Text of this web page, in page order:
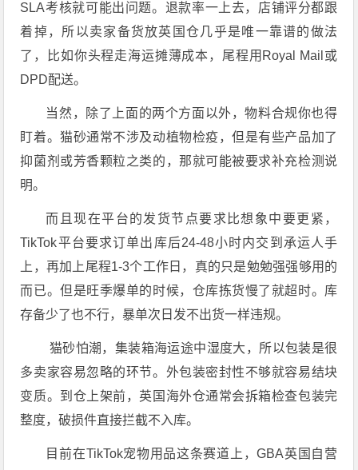
SLA考核就可能出问题。退款率一上去，店铺评分都跟
着掉，所以卖家备货放英国仓几乎是唯一靠谱的做法
了，比如你头程走海运摊薄成本，尾程用Royal Mail或
DPD配送。
当然，除了上面的两个方面以外，物料合规你也得
盯着。猫砂通常不涉及动植物检疫，但是有些产品加了
抑菌剂或芳香颗粒之类的，那就可能被要求补充检测说
明。
而且现在平台的发货节点要求比想象中要更紧，
TikTok平台要求订单出库后24-48小时内交到承运人手
上，再加上尾程1-3个工作日，真的只是勉勉强强够用的
而已。但是旺季爆单的时候，仓库拣货慢了就超时。库
存备少了也不行，暴单次日发不出货一样违规。
猫砂怕潮，集装箱海运途中湿度大，所以包装是很
多卖家容易忽略的环节。外包装密封性不够就容易结块
变质。到仓上架前，英国海外仓通常会拆箱检查包装完
整度，破损件直接拦截不入库。
目前在TikTok宠物用品这条赛道上，GBA英国自营